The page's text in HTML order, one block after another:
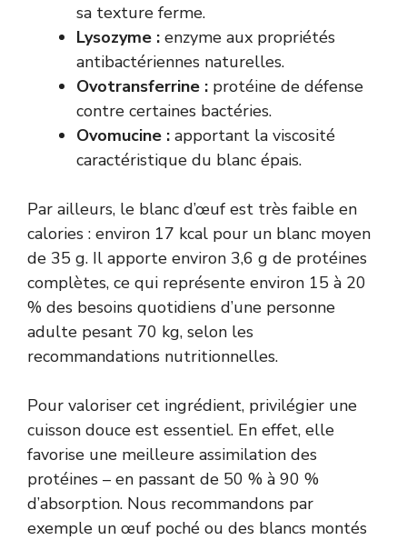
sa texture ferme.
Lysozyme : enzyme aux propriétés
antibactériennes naturelles.
Ovotransferrine : protéine de défense
contre certaines bactéries.
Ovomucine : apportant la viscosité
caractéristique du blanc épais.
Par ailleurs, le blanc d’œuf est très faible en
calories : environ 17 kcal pour un blanc moyen
de 35 g. Il apporte environ 3,6 g de protéines
complètes, ce qui représente environ 15 à 20
% des besoins quotidiens d’une personne
adulte pesant 70 kg, selon les
recommandations nutritionnelles.
Pour valoriser cet ingrédient, privilégier une
cuisson douce est essentiel. En effet, elle
favorise une meilleure assimilation des
protéines – en passant de 50 % à 90 %
d’absorption. Nous recommandons par
exemple un œuf poché ou des blancs montés